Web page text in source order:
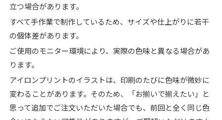
立つ場合があります。
すべて手作業で制作しているため、サイズや仕上がりに若干
の個体差があります。
ご使用のモニター環境により、実際の色味と異なる場合があ
ります。
アイロンプリントのイラストは、印刷のたびに色味が微妙に
変わることがあります。そのため、「お揃いで揃えたい」と
思って追加でご注文いただいた場合でも、前回と全く同じ色